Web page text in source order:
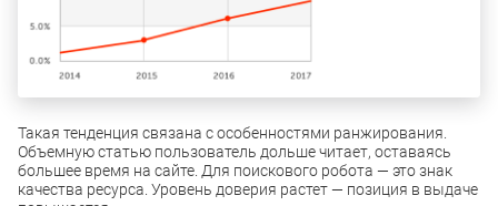
Такая тенденция связана с особенностями ранжирования.
Объемную статью пользователь дольше читает, оставаясь
большее время на сайте. Для поискового робота — это знак
качества ресурса. Уровень доверия растет — позиция в выдаче